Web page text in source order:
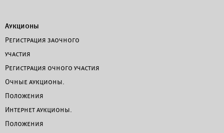
Аукционы
Регистрация заочного
участия
Регистрация очного участия
Очные аукционы.
Положения
Интернет аукционы.
Положения